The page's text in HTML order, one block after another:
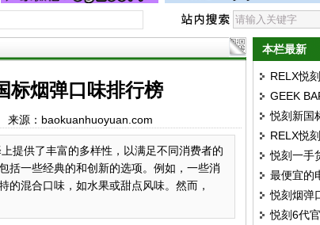
标烟弹口味排行榜
源：baokuanhuoyuan.com
提供了丰富的多样性，以满足不同消费者的
括一些经典的和创新的选项。例如，一些消
的混合口味，如水果或甜点风味。然而，
本栏最新
RELX悦
榜，2026
GEEK
化,GEEK
悦刻新国
弹口味排
RELX悦
价格表
悦刻一手
最便宜的
电子烟
悦刻烟弹
榜
悦刻6代